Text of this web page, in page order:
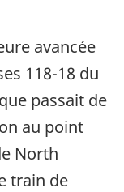
avancée
118-18 du
passait de
au point
North
train de